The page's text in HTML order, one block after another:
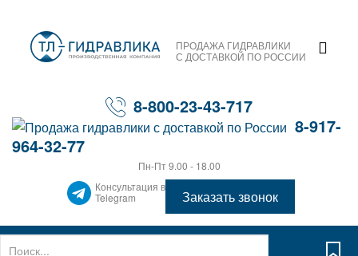
ПРОДАЖА ГИДРАВЛИКИ
С ДОСТАВКОЙ ПО РОССИИ
8-800-23-43-717
8-917-
964-32-77
Пн-Пт 9.00 - 18.00
Консультация в
Telegram
Заказать звонок